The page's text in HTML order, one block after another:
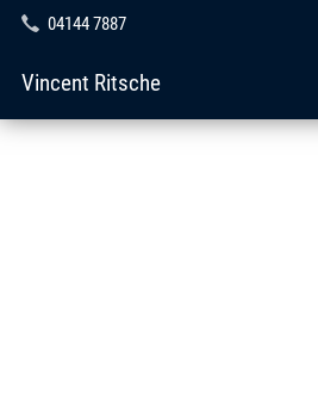
04144 7887
Vincent Ritsche